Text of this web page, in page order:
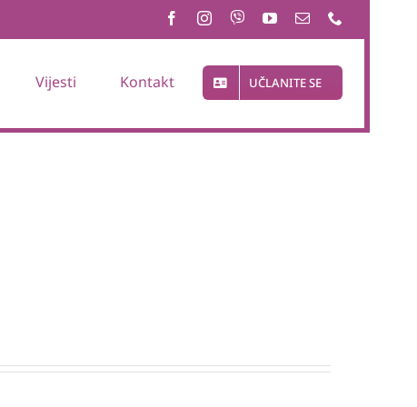
Vijesti Kontakt UČLANITE SE